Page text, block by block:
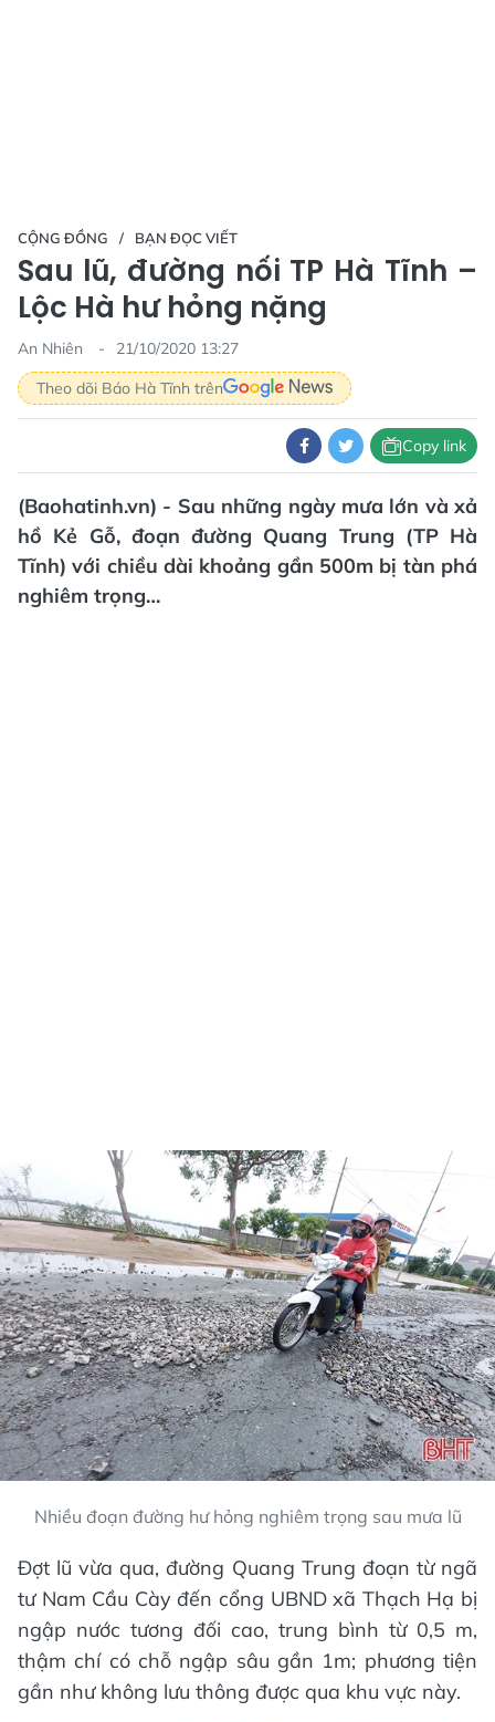
CỘNG ĐỒNG BẠN ĐỌC VIẾT
Sau lũ, đường nối TP Hà Tĩnh –
Lộc Hà hư hỏng nặng
An Nhiên
21/10/2020 13:27
Theo dõi Báo Hà Tĩnh trên
Copy link
(Baohatinh.vn) - Sau những ngày mưa lớn và xả
hồ Kẻ Gỗ, đoạn đường Quang Trung (TP Hà
Tĩnh) với chiều dài khoảng gần 500m bị tàn phá
nghiêm trọng…
Nhiều đoạn đường hư hỏng nghiêm trọng sau mưa lũ
Đợt lũ vừa qua, đường Quang Trung đoạn từ ngã
tư Nam Cầu Cày đến cổng UBND xã Thạch Hạ bị
ngập nước tương đối cao, trung bình từ 0,5 m,
thậm chí có chỗ ngập sâu gần 1m; phương tiện
gần như không lưu thông được qua khu vực này.